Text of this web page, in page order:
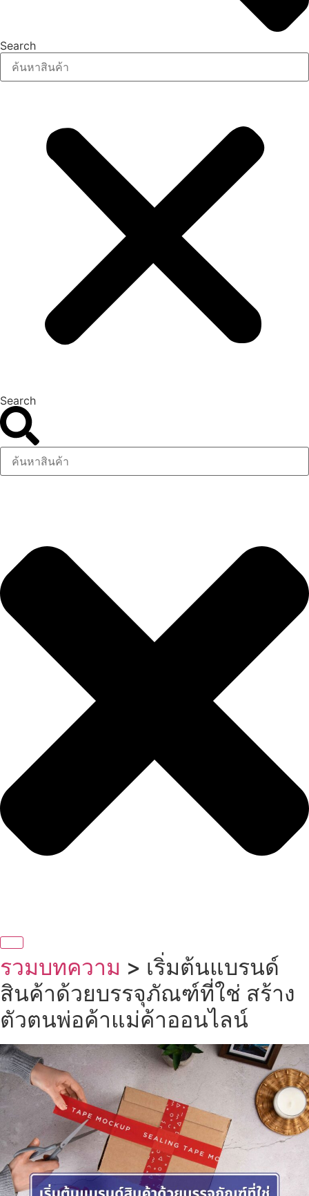
Search
Search
รวมบทความ > เริ่มต้นแบรนด์
สินค้าด้วยบรรจุภัณฑ์ที่ใช่ สร้าง
ตัวตนพ่อค้าแม่ค้าออนไลน์